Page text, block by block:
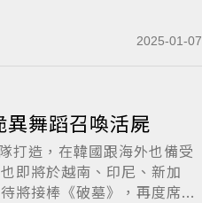
2025-01-07
異舞蹈召喚活屍
打造，在韓國跟海外也備受
即將於越南、印尼、新加
將接棒《破墓》，再度席...